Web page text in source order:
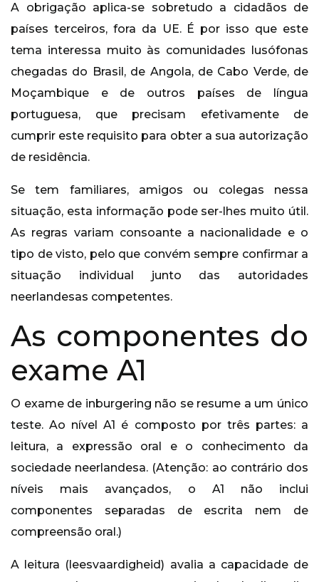
A obrigação aplica-se sobretudo a cidadãos de
países terceiros, fora da UE. É por isso que este
tema interessa muito às comunidades lusófonas
chegadas do Brasil, de Angola, de Cabo Verde, de
Moçambique e de outros países de língua
portuguesa, que precisam efetivamente de
cumprir este requisito para obter a sua autorização
de residência.
Se tem familiares, amigos ou colegas nessa
situação, esta informação pode ser-lhes muito útil.
As regras variam consoante a nacionalidade e o
tipo de visto, pelo que convém sempre confirmar a
situação individual junto das autoridades
neerlandesas competentes.
As componentes do
exame A1
O exame de inburgering não se resume a um único
teste. Ao nível A1 é composto por três partes: a
leitura, a expressão oral e o conhecimento da
sociedade neerlandesa. (Atenção: ao contrário dos
níveis mais avançados, o A1 não inclui
componentes separadas de escrita nem de
compreensão oral.)
A leitura (leesvaardigheid) avalia a capacidade de